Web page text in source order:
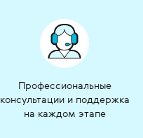
Профессиональные
консультации и поддержка
на каждом этапе